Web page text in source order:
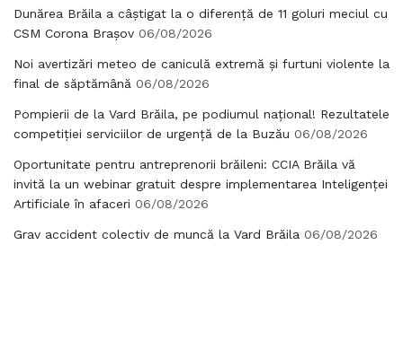
Dunărea Brăila a câștigat la o diferență de 11 goluri meciul cu
CSM Corona Brașov 06/08/2026
Noi avertizări meteo de caniculă extremă și furtuni violente la
final de săptămână 06/08/2026
Pompierii de la Vard Brăila, pe podiumul național! Rezultatele
competiției serviciilor de urgență de la Buzău 06/08/2026
Oportunitate pentru antreprenorii brăileni: CCIA Brăila vă
invită la un webinar gratuit despre implementarea Inteligenței
Artificiale în afaceri 06/08/2026
Grav accident colectiv de muncă la Vard Brăila 06/08/2026